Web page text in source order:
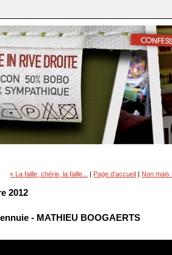
« La faille, chérie, la faille... | Page d'accueil | Non mais
2012
- MATHIEU BOOGAERTS